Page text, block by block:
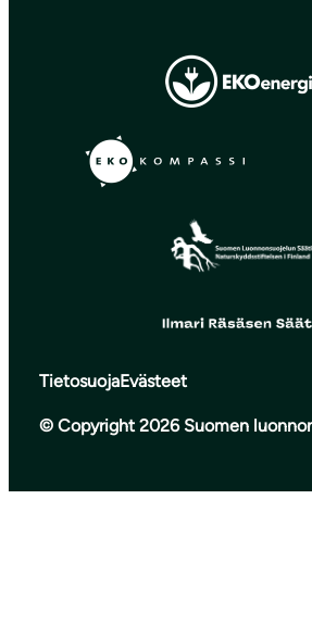
TietosuojaEvästeet
© Copyright 2026 Suomen